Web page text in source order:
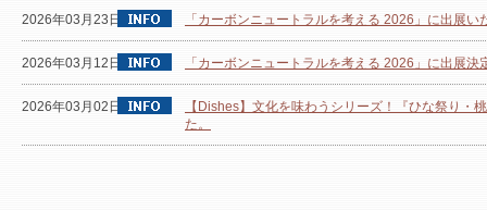
2026年03月23日 「カーボンニュートラルを考える 2026」に出展い
2026年03月12日 「カーボンニュートラルを考える 2026」に出展
2026年03月02日
【Dishes】文化を味わうシリーズ！『ひな祭り・
た。